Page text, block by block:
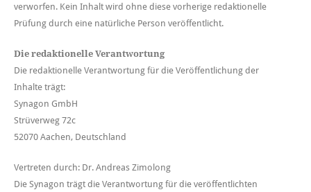
verworfen. Kein Inhalt wird ohne diese vorherige redaktionelle
Prüfung durch eine natürliche Person veröffentlicht.
Die redaktionelle Verantwortung
Die redaktionelle Verantwortung für die Veröffentlichung der
Inhalte trägt:
Synagon GmbH
Strüverweg 72c
52070 Aachen, Deutschland
Vertreten durch: Dr. Andreas Zimolong
Die Synagon trägt die Verantwortung für die veröffentlichten